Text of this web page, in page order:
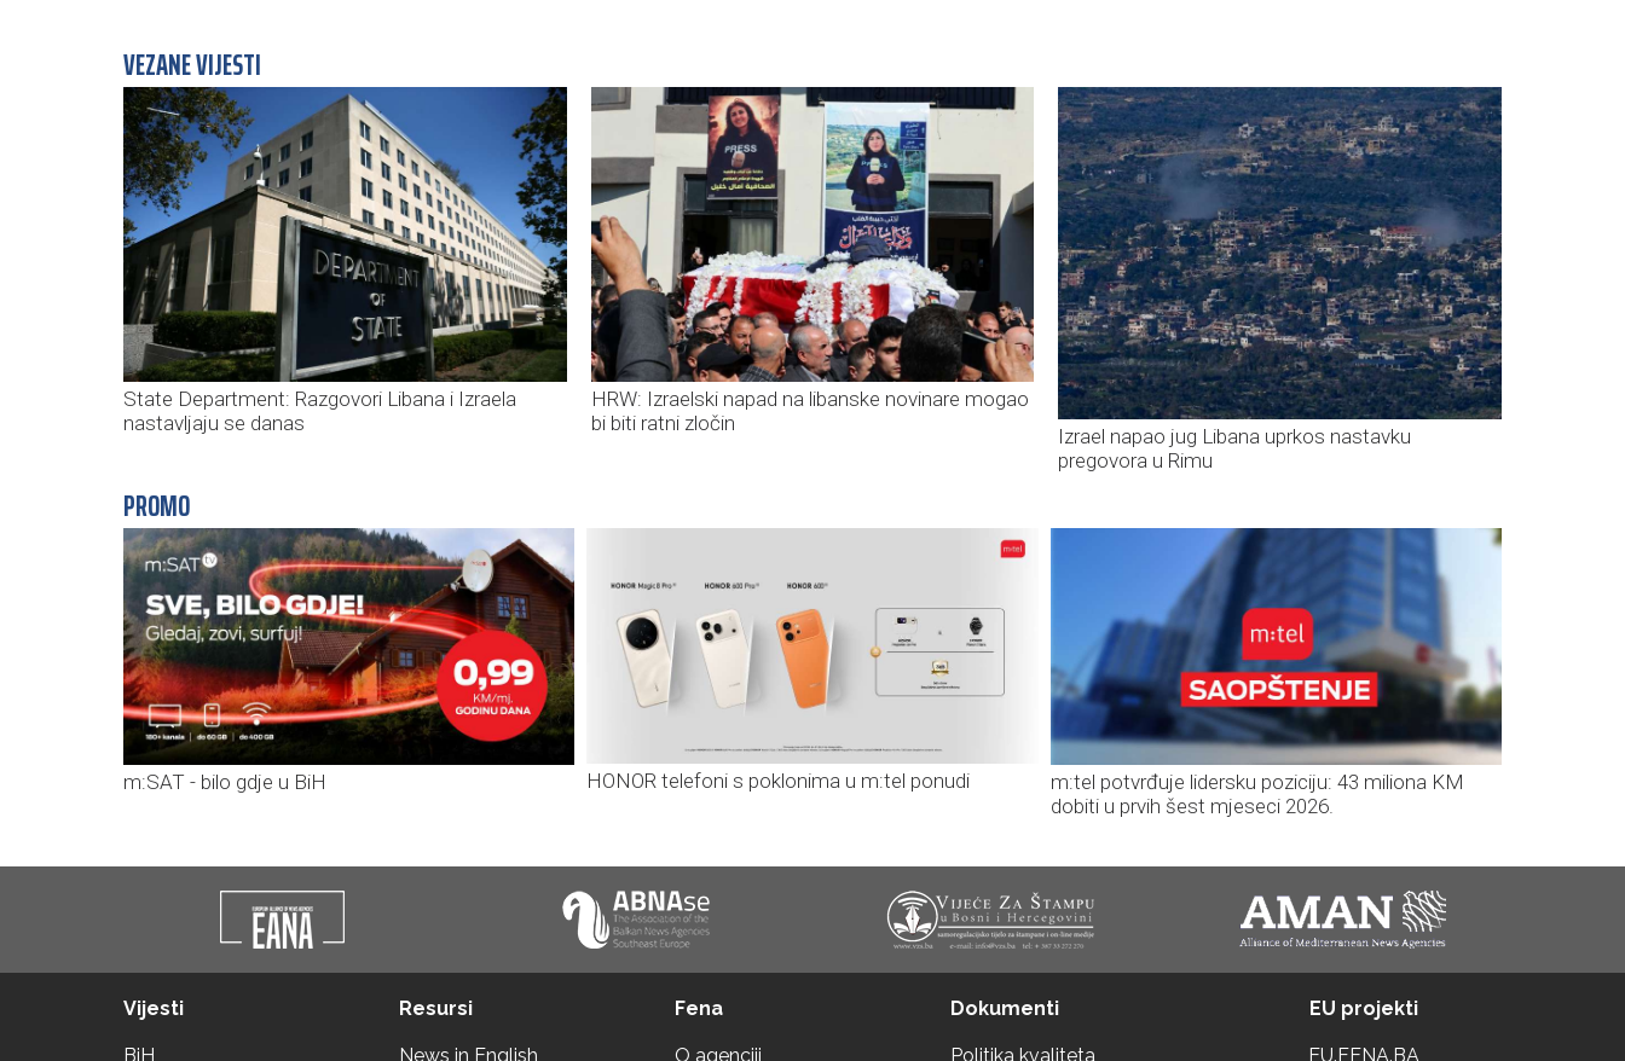
VEZANE VIJESTI
State Department: Razgovori Libana i Izraela
nastavljaju se danas
HRW: Izraelski napad na libanske novinare mogao
bi biti ratni zločin
Izrael napao jug Libana uprkos nastavku
pregovora u Rimu
PROMO
m:SAT - bilo gdje u BiH HONOR telefoni s poklonima u m:tel ponudi
m:tel potvrđuje lidersku poziciju: 43 miliona KM
dobiti u prvih šest mjeseci 2026.
Vijesti
BiH
Resursi
News in English
Fena
O agenciji
Dokumenti
Politika kvaliteta
EU projekti
EU.FENA.BA